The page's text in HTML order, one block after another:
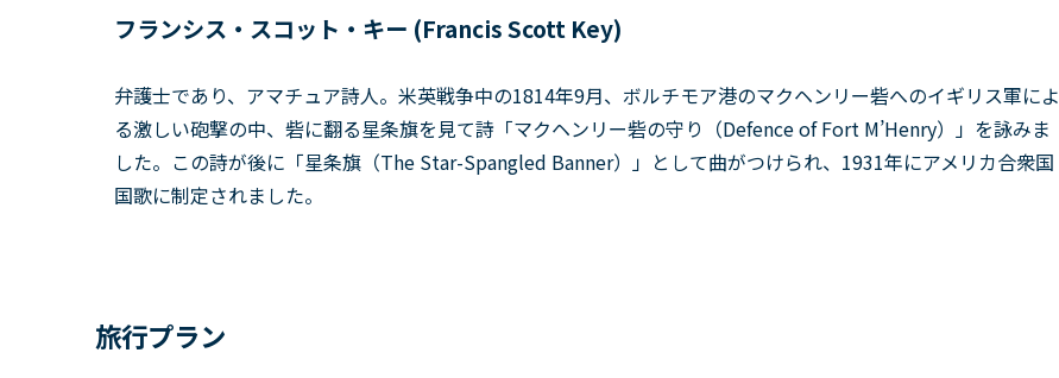
フランシス・スコット・キー (Francis Scott Key)
弁護士であり、アマチュア詩人。米英戦争中の1814年9月、ボルチモア港のマクヘンリー砦へのイギリス軍によ
る激しい砲撃の中、砦に翻る星条旗を見て詩「マクヘンリー砦の守り（Defence of Fort M’Henry）」を詠みま
した。この詩が後に「星条旗（The Star-Spangled Banner）」として曲がつけられ、1931年にアメリカ合衆国
国歌に制定されました。
旅行プラン